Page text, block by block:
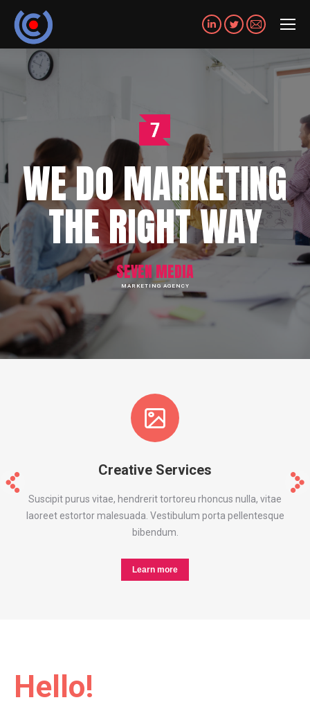
Linkedin
Twitter
Mail
WE DO MARKETING
THE RIGHT WAY
SEVEN MEDIA
MARKETING AGENCY
Creative Services
Suscipit purus vitae, hendrerit tortoreu rhoncus nulla, vitae
laoreet estortor malesuada. Vestibulum porta pellentesque
bibendum.
Learn more
Hello!